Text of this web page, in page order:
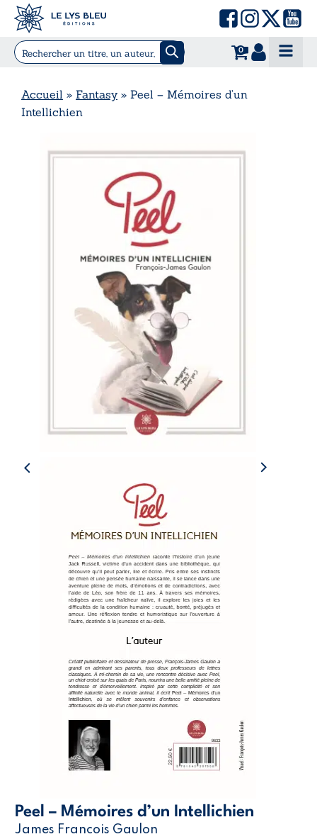
0
Accueil » Fantasy» Peel – Mémoires d’un
Intellichien
Peel – Mémoires d’un Intellichien
James Francois Gaulon